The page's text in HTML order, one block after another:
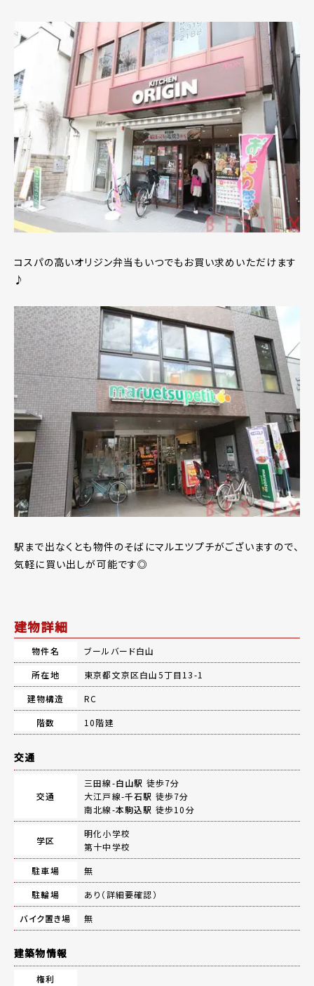
コスパの高いオリジン弁当もいつでもお買い求めいただけます
♪
駅まで出なくとも物件のそばにマルエツプチがございますので、
気軽に買い出しが可能です◎
建物詳細
物件名
ブールバード白山
所在地
東京都文京区白山5丁目13-1
建物構造
RC
階数
10階建
交通
交通
三田線-白山駅 徒歩7分
大江戸線-千石駅 徒歩7分
南北線-本駒込駅 徒歩10分
学区
明化小学校
第十中学校
駐車場
無
駐輪場
あり（詳細要確認）
バイク置き場
無
建築物情報
権利